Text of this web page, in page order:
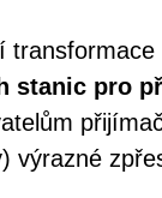
transformace
stanic pro
výrazné